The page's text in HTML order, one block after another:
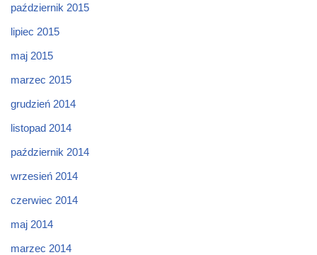
październik 2015
lipiec 2015
maj 2015
marzec 2015
grudzień 2014
listopad 2014
październik 2014
wrzesień 2014
czerwiec 2014
maj 2014
marzec 2014